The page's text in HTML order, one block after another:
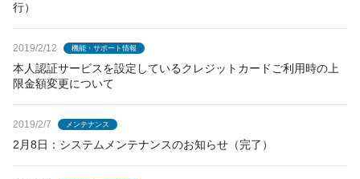
行）
2019/2/12 機能・サポート情報
本人認証サービスを設定しているクレジットカードご利用時の上
限金額変更について
2019/2/7 メンテナンス
2月8日：システムメンテナンスのお知らせ（完了）